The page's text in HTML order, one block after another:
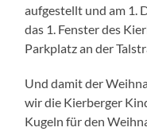
aufgestellt und am 1.
das 1. Fenster des
Parkplatz an der
Und damit der
wir die Kierberger
Kugeln für den